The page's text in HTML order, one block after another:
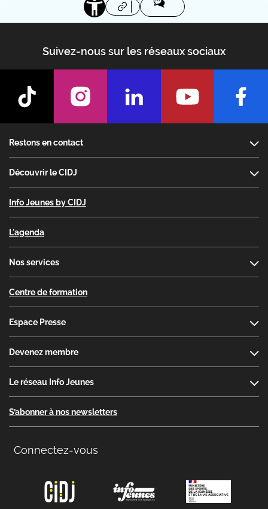
Suivez-nous sur les réseaux sociaux
Restons en contact
Découvrir le CIDJ
Info Jeunes by CIDJ
L'agenda
Nos services
Centre de formation
Espace Presse
Devenez membre
Le réseau Info Jeunes
S’abonner à nos newsletters
Connectez-vous